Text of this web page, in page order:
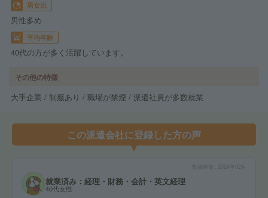
男女比
男性多め
平均年齢
40代の方が多く活躍しています。
その他の特徴
大手企業 / 制服あり / 職場が禁煙 / 派遣社員が多数就業
この派遣会社に登録した方の声
2024年02月
就業済み：経理・財務・会計・英文経理
40代女性